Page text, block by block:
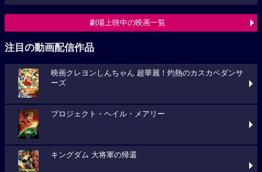
劇場上映中の映画一覧
注目の動画配信作品
映画クレヨンしんちゃん 超華麗！灼熱のカスカベダンサ
ーズ
プロジェクト・ヘイル・メアリー
キングダム 大将軍の帰還